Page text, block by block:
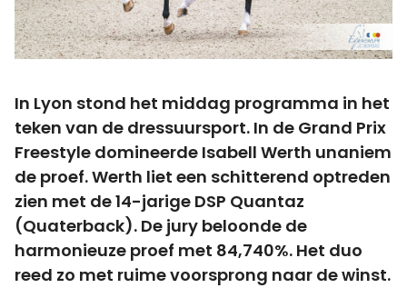
In Lyon stond het middag programma in het
teken van de dressuursport. In de Grand Prix
Freestyle domineerde Isabell Werth unaniem
de proef. Werth liet een schitterend optreden
zien met de 14-jarige DSP Quantaz
(Quaterback). De jury beloonde de
harmonieuze proef met 84,740%. Het duo
reed zo met ruime voorsprong naar de winst.